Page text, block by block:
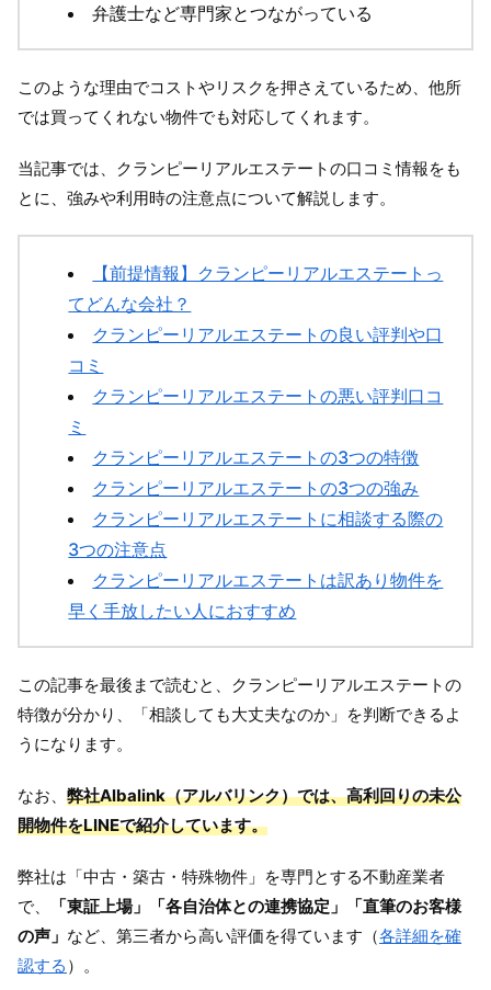
弁護士など専門家とつながっている
このような理由でコストやリスクを押さえているため、他所
では買ってくれない物件でも対応してくれます。
当記事では、クランピーリアルエステートの口コミ情報をも
とに、強みや利用時の注意点について解説します。
【前提情報】クランピーリアルエステートっ
てどんな会社？
クランピーリアルエステートの良い評判や口
コミ
クランピーリアルエステートの悪い評判口コ
ミ
クランピーリアルエステートの3つの特徴
クランピーリアルエステートの3つの強み
クランピーリアルエステートに相談する際の
3つの注意点
クランピーリアルエステートは訳あり物件を
早く手放したい人におすすめ
この記事を最後まで読むと、クランピーリアルエステートの
特徴が分かり、「相談しても大丈夫なのか」を判断できるよ
うになります。
なお、 弊社Albalink（アルバリンク）では、高利回りの未公
開物件をLINEで紹介しています。
弊社は「中古・築古・特殊物件」を専門とする不動産業者
で、
「東証上場」「各自治体との連携協定」「直筆のお客様
の声」 など、第三者から高い評価を得ています（各詳細を確
認する ）。